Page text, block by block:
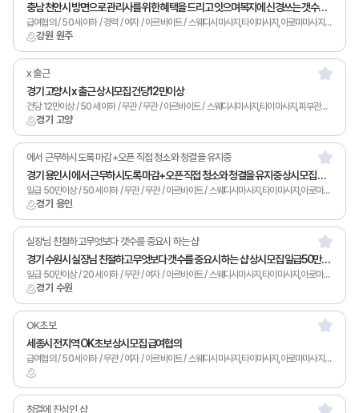
강원 원주
충남 천안시 방면으로 관리사를 위한 혜택을 드리고 잇으며복지에 신경쓰는 갯수까지 많은 샵 상시모집 급여협의
급여협의 / 50세 이하 / 경력 / 여자 / 아르바이트 / 스웨디시마사지,타이마사지,아로마마사지,발마사지,피부관리,남녀왁싱,카운터관리,토탈샵관리,1인샵,홈케어,림프
경기 고양
x 출근
경기 고양시 x 출근 상시모집 건당12만이상
건당 12만이상 / 50세 이하 / 무관 / 무관 / 아르바이트 / 스웨디시마사지,타이마사지,피부관리,카운터관리
경기 용인
에서 근무하시도록 마감+오픈 직접 청소와 청결을 유지중
경기 용인시 에서 근무하시도록 마감+오픈 직접 청소와 청결을 유지중 상시모집 일급50만이상
일급 50만이상 / 50세 이하 / 무관 / 무관 / 아르바이트 / 스웨디시마사지,타이마사지,아로마마사지,발마사지,피부관리,남녀왁싱,카운터관리,토탈샵관리,1인샵,홈케어,림프
경기 수원
실장님 친절하고무엇보다 갯수를 중요시 하는 샵
경기 수원시 실장님 친절하고무엇보다 갯수를 중요시 하는 샵 상시모집 일급50만이상
일급 50만이상 / 20세 이하 / 무관 / 여자 / 아르바이트 / 스웨디시마사지,타이마사지,아로마마사지,카운터관리,토탈샵관리,1인샵,홈케어,림프
OK초보
세종시 전지역 OK초보 상시모집 급여협의
급여협의 / 50세 이하 / 무관 / 여자 / 아르바이트 / 스웨디시마사지,타이마사지,아로마마사지,발마사지,피부관리,남녀왁싱,토탈샵관리,1인샵,홈케어,림프
청결에 진심인 샵